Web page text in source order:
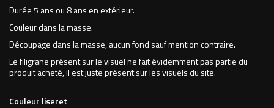
Durée 5 ans ou 8 ans en extérieur.
Couleur dans la masse.
Découpage dans la masse, aucun fond sauf mention contraire.
Le filigrane présent sur le visuel ne fait évidemment pas partie du
produit acheté, il est juste présent sur les visuels du site.
Couleur liseret